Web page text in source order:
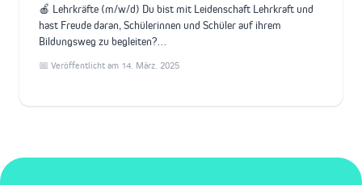
🍎 Lehrkräfte (m/w/d) Du bist mit Leidenschaft Lehrkraft und
hast Freude daran, Schülerinnen und Schüler auf ihrem
Bildungsweg zu begleiten?…
📅 Veröffentlicht am 14. März. 2025